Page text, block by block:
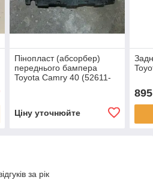
Пінопласт (абсорбер)
переднього бампера
Toyota Camry 40 (52611-
Ціну уточнюйте
895
за рік